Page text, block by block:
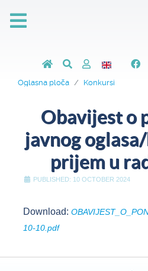
Oglasna ploča Konkursi
Obavijest o
javnog
prijem u
PUBLISHED: 10 OCTOBER 2024
Download:
10-10.pdf